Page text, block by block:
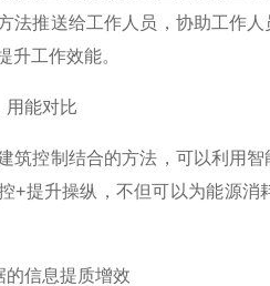
法推送给工作人员，协助工作
升工作效能。
用能对比
筑控制结合的方法，可以利用
+提升操纵，不但可以为能源
的信息提质增效